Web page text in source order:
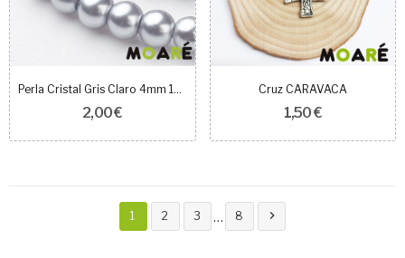
Perla Cristal Gris Claro 4mm 100 unidades
2,00 €
Cruz CARAVACA
1,50 €
1 2 3 … 8 